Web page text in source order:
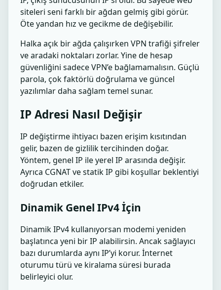
siteleri seni farklı bir ağdan gelmiş gibi görür.
Öte yandan hız ve gecikme de değişebilir.
Halka açık bir ağda çalışırken VPN trafiği şifreler
ve aradaki noktaları zorlar. Yine de hesap
güvenliğini sadece VPN’e bağlamamalısın. Güçlü
parola, çok faktörlü doğrulama ve güncel
yazılımlar daha sağlam temel sunar.
IP Adresi Nasıl Değişir
IP değiştirme ihtiyacı bazen erişim kısıtından
gelir, bazen de gizlilik tercihinden doğar.
Yöntem, genel IP ile yerel IP arasında değişir.
Ayrıca CGNAT ve statik IP gibi koşullar beklentiyi
doğrudan etkiler.
Dinamik Genel IPv4 İçin
Dinamik IPv4 kullanıyorsan modemi yeniden
başlatınca yeni bir IP alabilirsin. Ancak sağlayıcı
bazı durumlarda aynı IP’yi korur. İnternet
oturumu türü ve kiralama süresi burada
belirleyici olur.